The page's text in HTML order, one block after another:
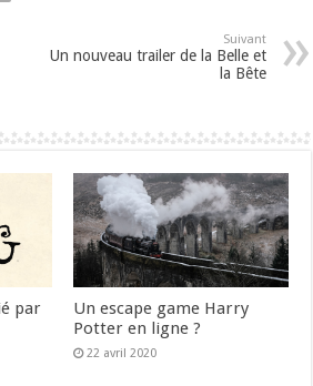
Suivant
Un nouveau trailer de la Belle et
la Bête
par
Un escape game Harry
Potter en ligne ?
22 avril 2020